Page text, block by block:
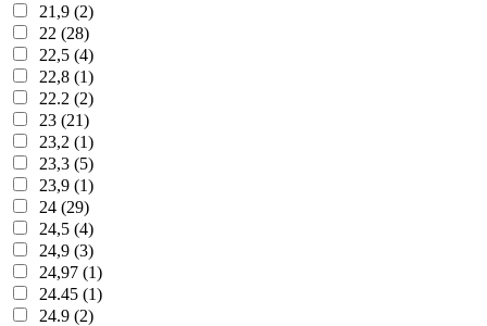
21,9 (2)
22 (28)
22,5 (4)
22,8 (1)
22.2 (2)
23 (21)
23,2 (1)
23,3 (5)
23,9 (1)
24 (29)
24,5 (4)
24,9 (3)
24,97 (1)
24.45 (1)
24.9 (2)